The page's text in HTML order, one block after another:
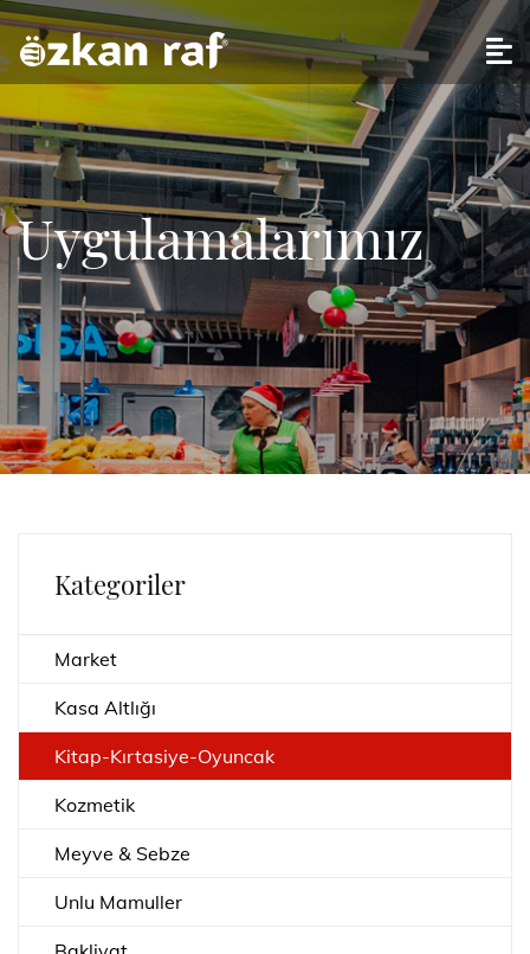
Uygulamalarımız
Kategoriler
Market
Kasa Altlığı
Kitap-Kırtasiye-Oyuncak
Kozmetik
Meyve & Sebze
Unlu Mamuller